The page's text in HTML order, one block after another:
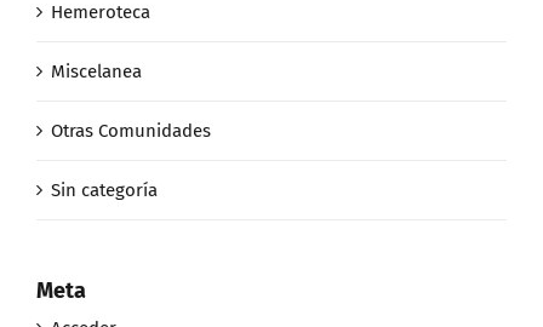
Hemeroteca
Miscelanea
Otras Comunidades
Sin categoría
Meta